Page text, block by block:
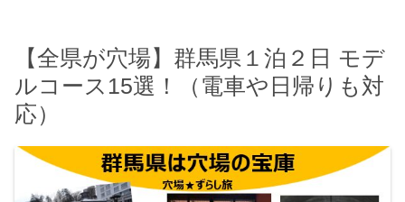
【全県が穴場】群馬県１泊２日 モデ
ルコース15選！（電車や日帰りも対
応）